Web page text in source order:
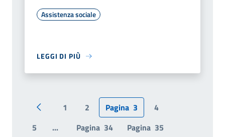
Assistenza sociale
LEGGI DI PIÙ
Pagina precedente
1 2 Pagina 3
4
5
... Pagina 34 Pagina 35